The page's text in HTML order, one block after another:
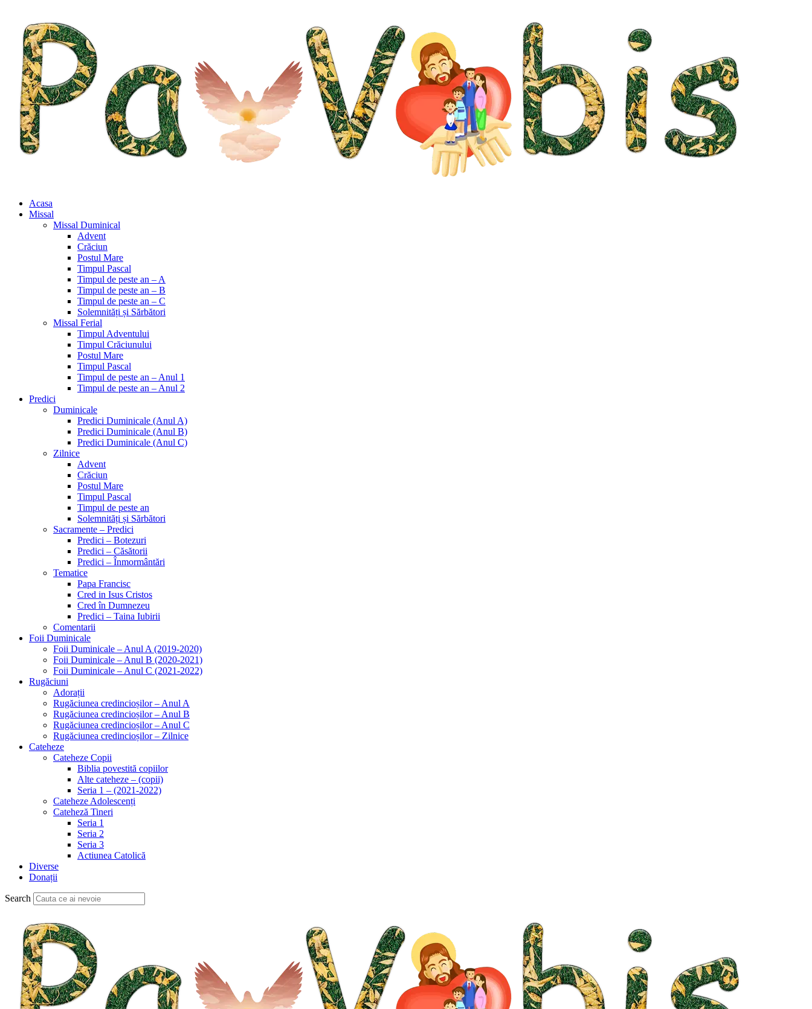
Acasa
Missal
Missal Duminical
Advent
Crăciun
Postul Mare
Timpul Pascal
Timpul de peste an – A
Timpul de peste an – B
Timpul de peste an – C
Solemnități și Sărbători
Missal Ferial
Timpul Adventului
Timpul Crăciunului
Postul Mare
Timpul Pascal
Timpul de peste an – Anul 1
Timpul de peste an – Anul 2
Predici
Duminicale
Predici Duminicale (Anul A)
Predici Duminicale (Anul B)
Predici Duminicale (Anul C)
Zilnice
Advent
Crăciun
Postul Mare
Timpul Pascal
Timpul de peste an
Solemnități și Sărbători
Sacramente – Predici
Predici – Botezuri
Predici – Căsătorii
Predici – Înmormântări
Tematice
Papa Francisc
Cred in Isus Cristos
Cred în Dumnezeu
Predici – Taina Iubirii
Comentarii
Foii Duminicale
Foii Duminicale – Anul A (2019-2020)
Foii Duminicale – Anul B (2020-2021)
Foii Duminicale – Anul C (2021-2022)
Rugăciuni
Adorații
Rugăciunea credincioșilor – Anul A
Rugăciunea credincioșilor – Anul B
Rugăciunea credincioșilor – Anul C
Rugăciunea credincioșilor – Zilnice
Cateheze
Cateheze Copii
Biblia povestită copiilor
Alte cateheze – (copii)
Seria 1 – (2021-2022)
Cateheze Adolescenți
Cateheză Tineri
Seria 1
Seria 2
Seria 3
Actiunea Catolică
Diverse
Donații
Search